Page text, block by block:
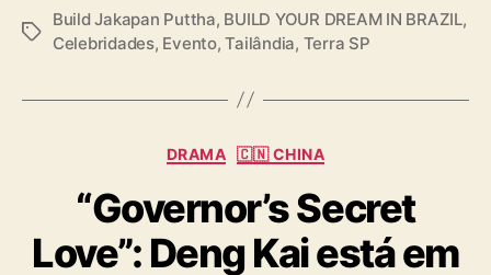
T
s
Build Jakapan Puttha, BUILD YOUR DREAM IN BRAZIL,
Celebridades, Evento,Tailândia, Terra SP
C
t
e
g
o
DRAMA 🇨🇳 CHINA
“Governor’s Secret
Love”: Deng Kai está em